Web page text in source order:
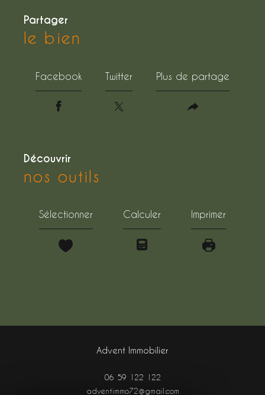
partager
le bien
Facebook Twitter Plus de partage
découvrir
nos outils
Sélectionner Calculer Imprimer
Advent Immobilier
06 59 122 122
adventimmo72@gmail.com